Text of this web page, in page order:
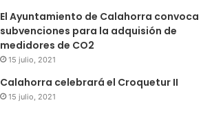
El Ayuntamiento de Calahorra convoca
subvenciones para la adquisión de
medidores de CO2
15 julio, 2021
Calahorra celebrará el Croquetur II
15 julio, 2021